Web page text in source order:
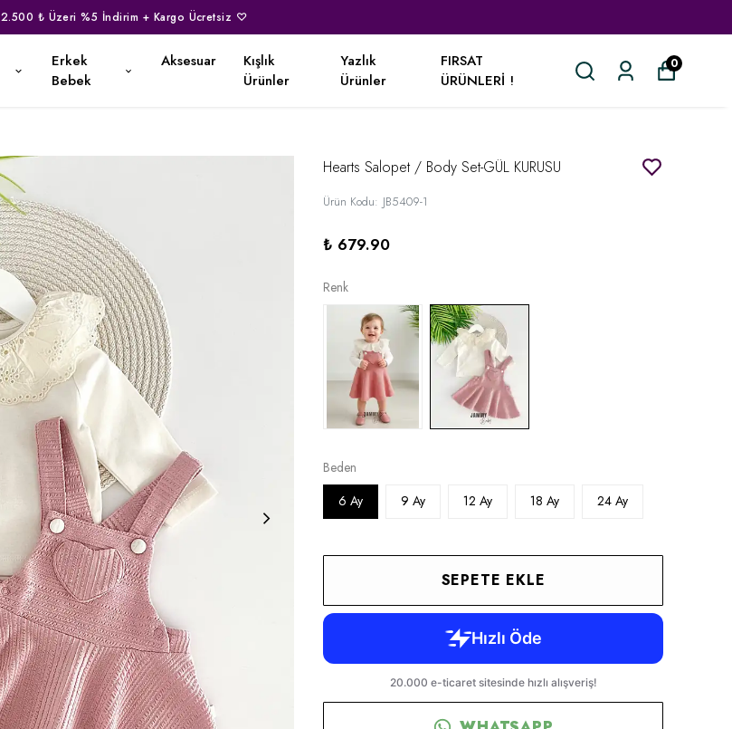
2.500 ₺ Üzeri %5 İndirim + Kargo Ücretsiz ♡
Erkek
Bebek
Aksesuar
Kışlık
Ürünler
Yazlık
Ürünler
FIRSAT
ÜRÜNLERİ !
0
Hearts Salopet / Body Set-GÜL KURUSU
Ürün Kodu: JB5409-1
₺ 679.90
Renk
Beden
6 Ay
9 Ay 12 Ay 18 Ay 24 Ay
SEPETE EKLE